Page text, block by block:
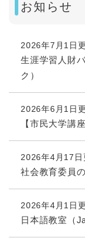
お知らせ
2026年7月1日
生涯学習人財
ク）
2026年6月1日
【市民大学講
2026年4月17日
社会教育委員
2026年4月1日
日本語教室（